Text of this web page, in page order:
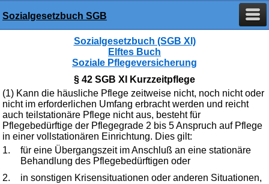
Sozialgesetzbuch SGB
Sozialgesetzbuch (SGB XI)
Elftes Buch
Soziale Pflegeversicherung
§ 42 SGB XI Kurzzeitpflege
(1) Kann die häusliche Pflege zeitweise nicht, noch nicht oder
nicht im erforderlichen Umfang erbracht werden und reicht
auch teilstationäre Pflege nicht aus, besteht für
Pflegebedürftige der Pflegegrade 2 bis 5 Anspruch auf Pflege
in einer vollstationären Einrichtung. Dies gilt:
1.
für eine Übergangszeit im Anschluß an eine stationäre
Behandlung des Pflegebedürftigen oder
2.
in sonstigen Krisensituationen oder anderen Situationen,